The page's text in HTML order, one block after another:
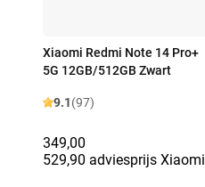
Xiaomi Redmi Note 14 Pro+
5G 12GB/512GB Zwart
9.1(97)
349,00
529,90 adviesprijs Xiaomi